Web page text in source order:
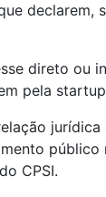
declarem,
direto ou
pela
público
CPSI.